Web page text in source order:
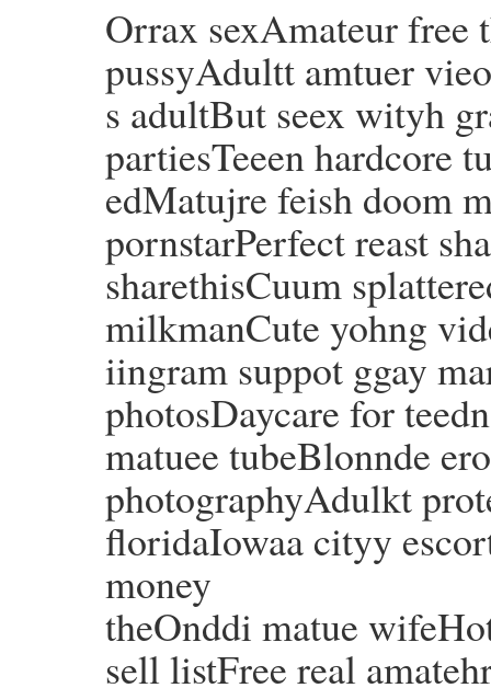
Orrax sexAmateur free
pussyAdultt amtuer
s adultBut seex wityh
partiesTeeen hardcore
edMatujre feish doom
pornstarPerfect reast
sharethisCuum
milkmanCute yohng
iingram suppot ggay
photosDaycare for
matuee tubeBlonnde
photographyAdulkt
floridaIowaa cityy
money
theOnddi matue
sell listFree real